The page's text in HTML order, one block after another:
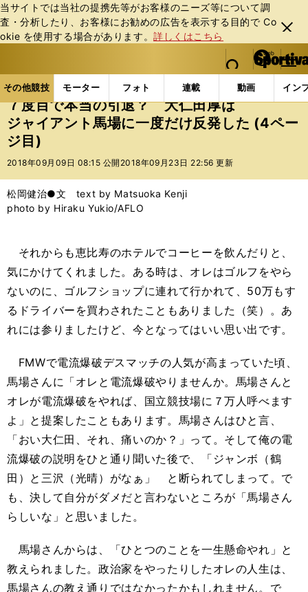
当サイトでは当社の提携先等がお客様のニーズ等について調
査・分析したり、お客様にお勧めの広告を表⽰する⽬的で Co
okie を使⽤する場合があります。詳しくはこちら
閉じ
る
web Sportiva (webスポルティーバ)
検索
マイペ
ー
ジ
メニュ
その他競技 モーター フォト 連載 動画 イン
ス
ポ
ル
テ
ー
バ
その他競技の記事一覧 格闘技 プロレス ７度目
７度目で本当の引退？ 大仁田厚は
ジャイアント馬場に一度だけ反発した (4ペー
ジ目)
2018年09月09日 08:15 公開 2018年09月23日 22:56 更新
松岡健治●文 text by Matsuoka Kenji
photo by Hiraku Yukio/AFLO
それからも恵比寿のホテルでコーヒーを飲んだりと、
気にかけてくれました。ある時は、オレはゴルフをやら
ないのに、ゴルフショップに連れて行かれて、50万もす
るドライバーを買わされたこともありました（笑）。あ
れには参りましたけど、今となってはいい思い出です。
FMWで電流爆破デスマッチの人気が高まっていた頃、
馬場さんに「オレと電流爆破やりませんか。馬場さんと
オレが電流爆破をやれば、国立競技場に７万人呼べます
よ」と提案したこともあります。馬場さんはひと言、
「おい大仁田、それ、痛いのか？」って。そして俺の電
流爆破の説明をひと通り聞いた後で、「ジャンボ（鶴
田）と三沢（光晴）がなぁ」 と断られてしまって。で
も、決して自分がダメだと言わないところが「馬場さん
らしいな」と思いました。
馬場さんからは、「ひとつのことを一生懸命やれ」と
教えられました。政治家をやったりしたオレの人生は、
馬場さんの教え通りではなかったかもしれません。で